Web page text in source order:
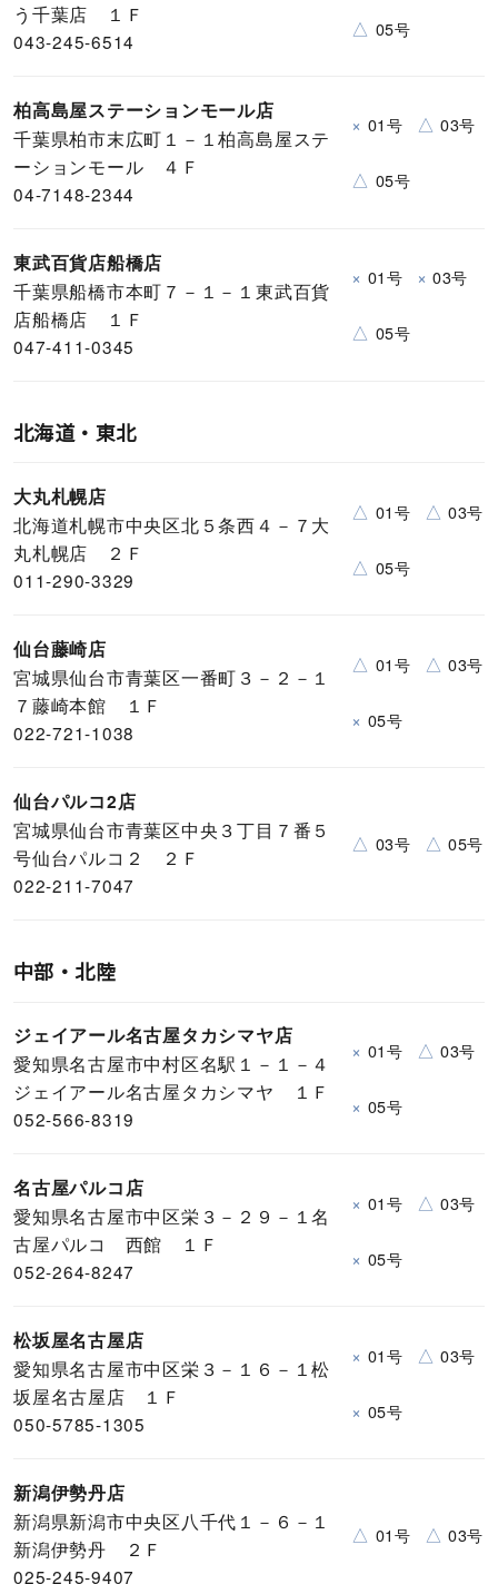
う千葉店 １Ｆ
043-245-6514
△ 05号
柏高島屋ステーションモール店
千葉県柏市末広町１－１柏高島屋ステ
ーションモール ４Ｆ
04-7148-2344
× 01号 △ 03号
△ 05号
東武百貨店船橋店
千葉県船橋市本町７－１－１東武百貨
店船橋店 １Ｆ
047-411-0345
× 01号 × 03号
△ 05号
北海道・東北
大丸札幌店
北海道札幌市中央区北５条西４－７大
丸札幌店 ２Ｆ
011-290-3329
△ 01号 △ 03号
△ 05号
仙台藤崎店
宮城県仙台市青葉区一番町３－２－１
７藤崎本館 １Ｆ
022-721-1038
△ 01号 △ 03号
× 05号
仙台パルコ2店
宮城県仙台市青葉区中央３丁目７番５
号仙台パルコ２ ２Ｆ
022-211-7047
△ 03号 △ 05号
中部・北陸
ジェイアール名古屋タカシマヤ店
愛知県名古屋市中村区名駅１－１－４
ジェイアール名古屋タカシマヤ １Ｆ
052-566-8319
× 01号 △ 03号
× 05号
名古屋パルコ店
愛知県名古屋市中区栄３－２９－１名
古屋パルコ 西館 １Ｆ
052-264-8247
× 01号 △ 03号
× 05号
松坂屋名古屋店
愛知県名古屋市中区栄３－１６－１松
坂屋名古屋店 １Ｆ
050-5785-1305
× 01号 △ 03号
× 05号
新潟伊勢丹店
新潟県新潟市中央区八千代１－６－１
新潟伊勢丹 ２Ｆ
025-245-9407
△ 01号 △ 03号